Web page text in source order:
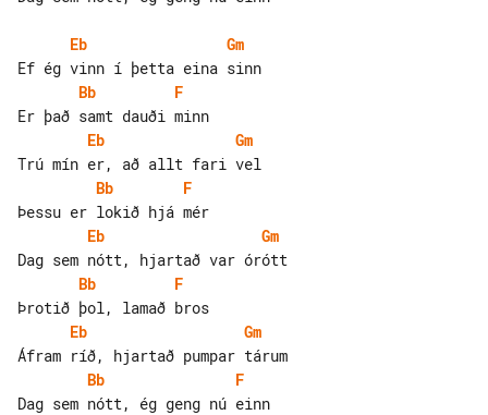
Eb
Gm
Bb
F
Eb
Gm
Bb
F
Eb
Gm
Bb
F
Eb
Gm
Bb
F
Dag sem nótt, ég geng nú einn